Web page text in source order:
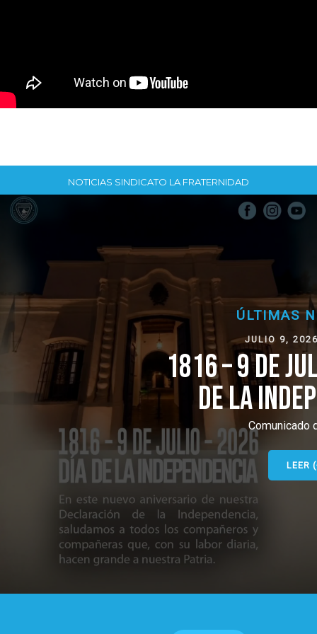
NOTICIAS SINDICATO LA FRATERNIDAD
ÚLTIMAS NOTICIAS
JULIO 9, 2026, 1:16 PM
1816 – 9 DE JULIO – 2026 DÍA
DE LA INDEPENDENCIA
Comunicado de Prensa
LEER (+)